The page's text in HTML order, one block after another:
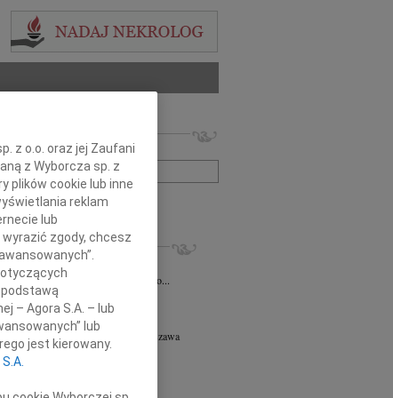
lub numer ogłoszenia:
+ szukanie zaawansowane
Butruk 05.08.2026
żalem przyjęliśmy wiadomość o...
Warszawa
z powodu śmierci...
Piotr Gołaszewski
Warszawa
technicznych Andrzej Piotr...
Mielcarskiej, najszczersze...
z o.o. oraz jej Zaufani
z Wyborcza sp. z
plików cookie lub inne
reklam
lub
zgody, chcesz
podstawą
– Agora S.A. – lub
lub
jest kierowany.